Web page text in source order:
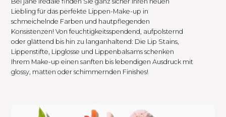
Liebling für das perfekte Lippen-Make-up in
schmeichelnde Farben und hautpflegenden
Konsistenzen! Von feuchtigkeitsspendend, aufpolsternd
oder glättend bis hin zu langanhaltend: Die Lip Stains,
Lippenstifte, Lipglosse und Lippenbalsams schenken
Ihrem Make-up einen sanften bis lebendigen Ausdruck mit
glossy, matten oder schimmernden Finishes!